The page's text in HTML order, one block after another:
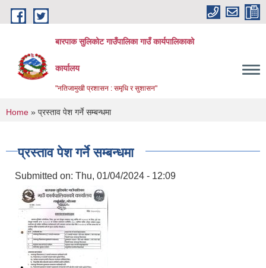
Skip to main content
बारपाक सुलिकोट गाउँपालिका गाउँ कार्यपालिकाको
कार्यालय
"नतिजामुखी प्रशासन : समृधि र सुशासन"
You are here
Home » प्रस्ताव पेश गर्ने सम्बन्धमा
प्रस्ताव पेश गर्ने सम्बन्धमा
Submitted on: Thu, 01/04/2024 - 12:09